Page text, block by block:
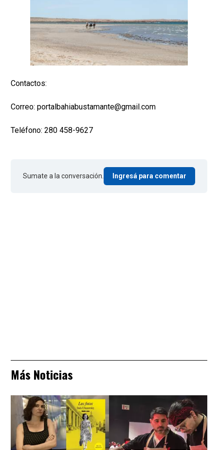
Contactos:
Correo: portalbahiabustamante@gmail.com
Teléfono: 280 458-9627
Sumate a la conversación. Ingresá para comentar
Más Noticias